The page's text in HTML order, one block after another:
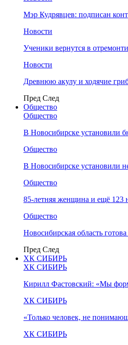
Мэр Кудрявцев: подписан
Новости
Ученики вернутся в
Новости
Древнюю акулу и ходячие
Пред След
Общество
Общество
В Новосибирске установили
Общество
В Новосибирске установили
Общество
85-летняя женщина и ещё 123
Общество
Новосибирская область
Пред След
ХК СИБИРЬ
ХК СИБИРЬ
Кирилл Фастовский: «Мы
ХК СИБИРЬ
«Только человек, не
ХК СИБИРЬ